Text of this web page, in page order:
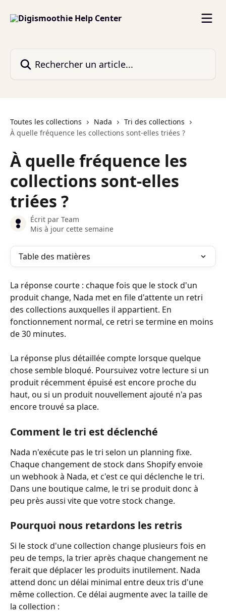
Toutes les collections Nada
Tri des collections
À quelle fréquence les collections sont-elles triées ?
À quelle fréquence les
collections sont-elles
triées ?
Écrit par Team
Mis à jour cette semaine
Table des matières
La réponse courte : chaque fois que le stock d'un
produit change, Nada met en file d'attente un retri
des collections auxquelles il appartient. En
fonctionnement normal, ce retri se termine en moins
de 30 minutes.
La réponse plus détaillée compte lorsque quelque
chose semble bloqué. Poursuivez votre lecture si un
produit récemment épuisé est encore proche du
haut, ou si un produit nouvellement ajouté n'a pas
encore trouvé sa place.
Comment le tri est déclenché
Nada n'exécute pas le tri selon un planning fixe.
Chaque changement de stock dans Shopify envoie
un webhook à Nada, et c'est ce qui déclenche le tri.
Dans une boutique calme, le tri se produit donc à
peu près aussi vite que votre stock change.
Pourquoi nous retardons les retris
Si le stock d'une collection change plusieurs fois en
peu de temps, la trier après chaque changement ne
ferait que déplacer les produits inutilement. Nada
attend donc un délai minimal entre deux tris d'une
même collection. Ce délai augmente avec la taille de
la collection :